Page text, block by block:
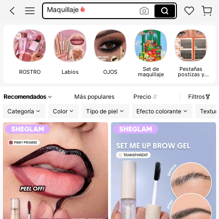
Sheglam Maquillaje
Makeup
Sheglam
ROSTRO Labios OJOS Set de
maquillaje
Pestañas
postizas y
Recomendados Más populares Precio
Filtros
Categoría
Color Tipo de piel Efecto colorante